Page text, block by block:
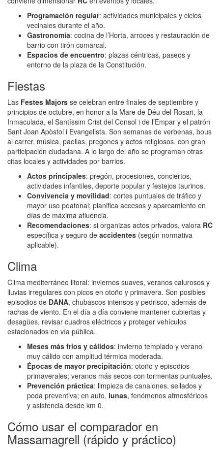
Programación regular: actividades municipales y ciclos
vecinales durante el año.
Gastronomía: cocina de l’Horta, arroces y restauración de
barrio con tirón comarcal.
Espacios de encuentro: plazas céntricas, paseos y
entorno de la plaza de la Constitución.
Fiestas
Las Festes Majors se celebran entre finales de septiembre y
principios de octubre, en honor a la Mare de Déu del Rosari, la
Inmaculada, el Santíssim Crist del Consol i de l’Empar y el patrón
Sant Joan Apòstol i Evangelista. Son semanas de verbenas, bous
al carrer, música, paellas, pregones y actos religiosos, con gran
participación ciudadana. A lo largo del año se programan otras
citas locales y actividades por barrios.
Actos principales: pregón, procesiones, conciertos,
actividades infantiles, deporte popular y festejos taurinos.
Convivencia y movilidad: cortes puntuales de tráfico y
mayor uso peatonal; planifica accesos y aparcamiento en
días de máxima afluencia.
Recomendaciones: si organizas actos privados, valora RC
específica y seguro de accidentes (según normativa
aplicable).
Clima
Clima mediterráneo litoral: inviernos suaves, veranos calurosos y
lluvias irregulares con picos en otoño y primavera. Son posibles
episodios de DANA, chubascos intensos y pedrisco, además de
rachas de viento. En el día a día conviene mantener cubiertas y
desagües, revisar cuadros eléctricos y proteger vehículos
estacionados en vía pública.
Meses más fríos y cálidos: invierno templado y verano
muy cálido con amplitud térmica moderada.
Épocas de mayor precipitación: otoño y episodios
primaverales; veranos más secos con tormentas puntuales.
Prevención práctica: limpieza de canalones, sellados y
poda preventiva; en auto, lunas, fenómenos atmosféricos
y asistencia desde km 0.
Cómo usar el comparador en
Massamagrell (rápido y práctico)